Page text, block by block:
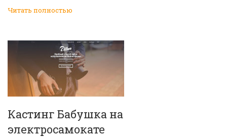
Читать полностью
Кастинг Бабушка на
электросамокате